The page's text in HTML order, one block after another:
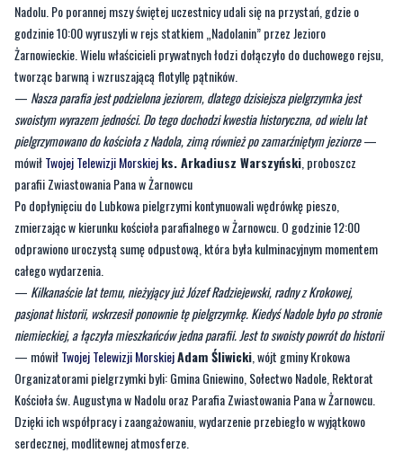
Nadolu. Po porannej mszy świętej uczestnicy udali się na przystań, gdzie o
godzinie 10:00 wyruszyli w rejs statkiem „Nadolanin” przez Jezioro
Żarnowieckie. Wielu właścicieli prywatnych łodzi dołączyło do duchowego rejsu,
tworząc barwną i wzruszającą flotyllę pątników.
— Nasza parafia jest podzielona jeziorem, dlatego dzisiejsza pielgrzymka jest
swoistym wyrazem jedności. Do tego dochodzi kwestia historyczna, od wielu lat
pielgrzymowano do kościoła z Nadola, zimą również po zamarźniętym jeziorze—
mówiłTwojej Telewizji Morskiejks. Arkadiusz Warszyński , proboszcz
parafii Zwiastowania Pana w Żarnowcu
Po dopłynięciu do Lubkowa pielgrzymi kontynuowali wędrówkę pieszo,
zmierzając w kierunku kościoła parafialnego w Żarnowcu. O godzinie 12:00
odprawiono uroczystą sumę odpustową, która była kulminacyjnym momentem
całego wydarzenia.
— Kilkanaście lat temu, nieżyjący już Józef Radziejewski, radny z Krokowej,
pasjonat historii, wskrzesił ponownie tę pielgrzymkę. Kiedyś Nadole było po stronie
niemieckiej, a łączyła mieszkańców jedna parafii. Jest to swoisty powrót do historii
— mówiłTwojej Telewizji MorskiejAdam Śliwicki , wójt gminy Krokowa
Organizatorami pielgrzymki byli: Gmina Gniewino, Sołectwo Nadole, Rektorat
Kościoła św. Augustyna w Nadolu oraz Parafia Zwiastowania Pana w Żarnowcu.
Dzięki ich współpracy i zaangażowaniu, wydarzenie przebiegło w wyjątkowo
serdecznej, modlitewnej atmosferze.